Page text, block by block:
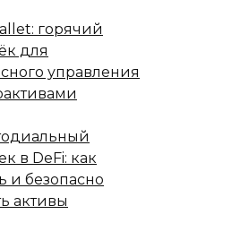
горячий
для
управления
в DeFi: как
и безопасно
активы